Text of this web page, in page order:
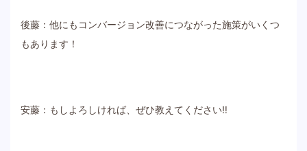
後藤：他にもコンバージョン改善につながった施策がいくつ
もあります！
安藤：もしよろしければ、ぜひ教えてください‼